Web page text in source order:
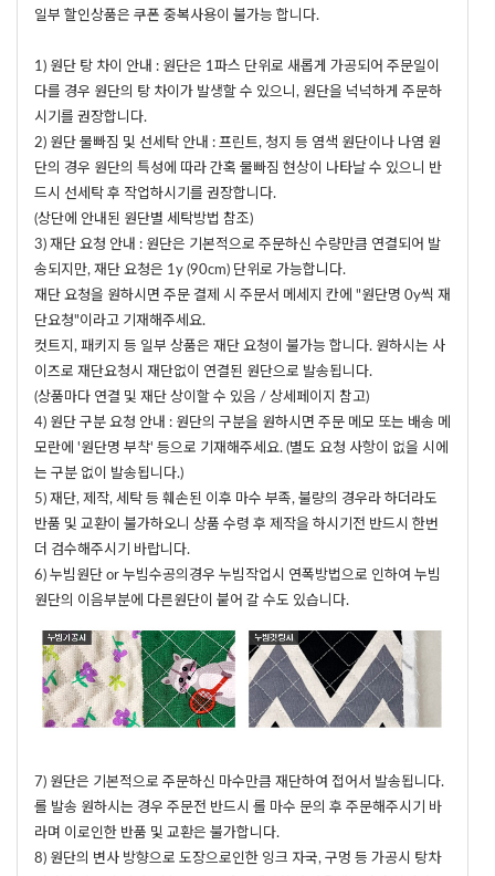
일부 할인상품은 쿠폰 중복사용이 불가능 합니다.
1) 원단 탕 차이 안내 : 원단은 1파스 단위로 새롭게 가공되어 주문일이
다를 경우 원단의 탕 차이가 발생할 수 있으니, 원단을 넉넉하게 주문하
시기를 권장합니다.
2) 원단 물빠짐 및 선세탁 안내 : 프린트, 청지 등 염색 원단이나 나염 원
단의 경우 원단의 특성에 따라 간혹 물빠짐 현상이 나타날 수 있으니 반
드시 선세탁 후 작업하시기를 권장합니다.
(상단에 안내된 원단별 세탁방법 참조)
3) 재단 요청 안내 : 원단은 기본적으로 주문하신 수량만큼 연결되어 발
송되지만, 재단 요청은 1y (90cm) 단위로 가능합니다.
재단 요청을 원하시면 주문 결제 시 주문서 메세지 칸에 "원단명 0y씩 재
단요청"이라고 기재해주세요.
컷트지, 패키지 등 일부 상품은 재단 요청이 불가능 합니다. 원하시는 사
이즈로 재단요청시 재단없이 연결된 원단으로 발송됩니다.
(상품마다 연결 및 재단 상이할 수 있음 / 상세페이지 참고)
4) 원단 구분 요청 안내 : 원단의 구분을 원하시면 주문 메모 또는 배송 메
모란에 '원단명 부착' 등으로 기재해주세요. (별도 요청 사항이 없을 시에
는 구분 없이 발송됩니다.)
5) 재단, 제작, 세탁 등 훼손된 이후 마수 부족, 불량의 경우라 하더라도
반품 및 교환이 불가하오니 상품 수령 후 제작을 하시기전 반드시 한번
더 검수해주시기 바랍니다.
6) 누빔원단 or 누빔수공의경우 누빔작업시 연폭방법으로 인하여 누빔
원단의 이음부분에 다른원단이 붙어 갈 수도 있습니다.
7) 원단은 기본적으로 주문하신 마수만큼 재단하여 접어서 발송됩니다.
롤 발송 원하시는 경우 주문전 반드시 롤 마수 문의 후 주문해주시기 바
라며 이로인한 반품 및 교환은 불가합니다.
8) 원단의 변사 방향으로 도장으로인한 잉크 자국, 구멍 등 가공시 탕차